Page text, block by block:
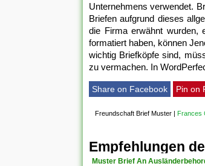
Unternehmens verwendet.
Briefen aufgrund dieses
die Firma erwähnt wurden,
formatiert haben, können
wichtig Briefköpfe sind,
zu vermachen. In
Share on Facebook Pin on
Freundschaft Brief Muster | Frances
Empfehlungen
Muster Brief An